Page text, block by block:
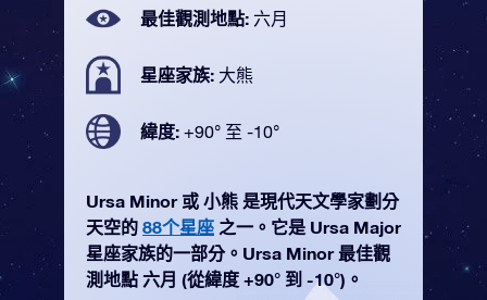
最佳觀測地點: 六月
星座家族: 大熊
緯度: +90° 至 -10°
Ursa Minor 或 小熊 是現代天文學家劃分
天空的 88个星座 之一。它是 Ursa Major
星座家族的一部分。Ursa Minor 最佳觀
測地點 六月 (從緯度 +90° 到 -10°)。